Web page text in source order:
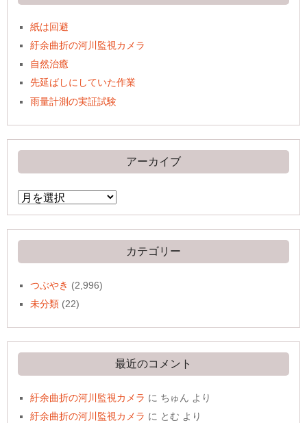
紙は回避
紆余曲折の河川監視カメラ
自然治癒
先延ばしにしていた作業
雨量計測の実証試験
アーカイブ
ア
ー
イ
ブ
カテゴリー
つぶやき (2,996)
未分類 (22)
最近のコメント
紆余曲折の河川監視カメラ に ちゅん より
紆余曲折の河川監視カメラ に とむ より